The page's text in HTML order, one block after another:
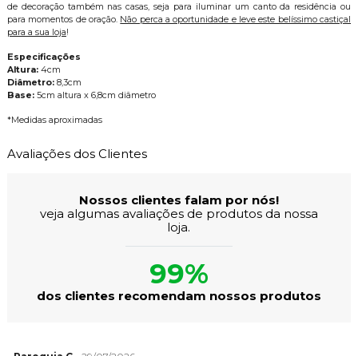
de decoração também nas casas, seja para iluminar um canto da residência ou
para momentos de oração. Não perca a oportunidade e leve este belíssimo castiçal
para a sua loja!
Especificações
Altura:4cm
Diâmetro:8,3cm
Base:5cm altura x 6,8cm diâmetro
*Medidas aproximadas
Avaliações dos Clientes
Nossos clientes falam por nós!
veja algumas avaliações de produtos da nossa
loja.
99%
dos clientes recomendam nossos produtos